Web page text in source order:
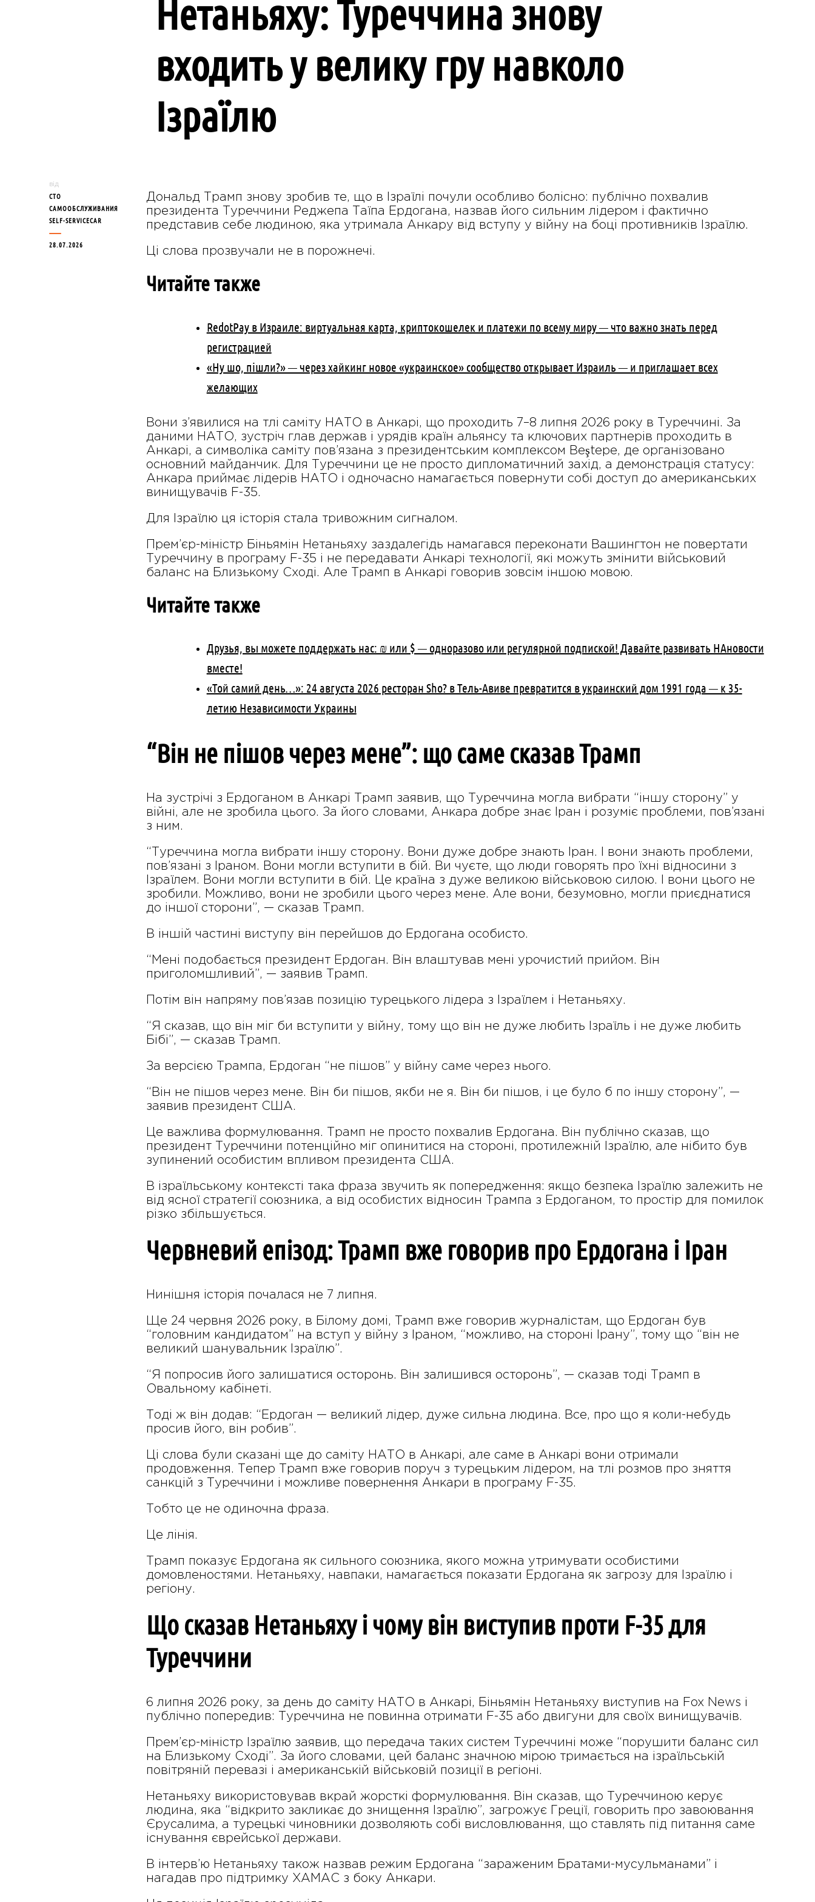
Нетаньяху: Туреччина знову
входить у велику гру навколо
Ізраїлю
від
СТО
САМООБСЛУЖИВАНИЯ
SELF-SERVICECAR
28.07.2026
Дональд Трамп знову зробив те, що в Ізраїлі почули особливо болісно: публічно похвалив
президента Туреччини Реджепа Таїпа Ердогана, назвав його сильним лідером і фактично
представив себе людиною, яка утримала Анкару від вступу у війну на боці противників Ізраїлю.
Ці слова прозвучали не в порожнечі.
Читайте также
RedotPay в Израиле: виртуальная карта, криптокошелек и платежи по всему миру — что важно знать перед
регистрацией
«Ну шо, пішли?» — через хайкинг новое «украинское» сообщество открывает Израиль — и приглашает всех
желающих
Вони з’явилися на тлі саміту НАТО в Анкарі, що проходить 7–8 липня 2026 року в Туреччині. За
даними НАТО, зустріч глав держав і урядів країн альянсу та ключових партнерів проходить в
Анкарі, а символіка саміту пов’язана з президентським комплексом Beştepe, де організовано
основний майданчик. Для Туреччини це не просто дипломатичний захід, а демонстрація статусу:
Анкара приймає лідерів НАТО і одночасно намагається повернути собі доступ до американських
винищувачів F-35.
Для Ізраїлю ця історія стала тривожним сигналом.
Прем’єр-міністр Біньямін Нетаньяху заздалегідь намагався переконати Вашингтон не повертати
Туреччину в програму F-35 і не передавати Анкарі технології, які можуть змінити військовий
баланс на Близькому Сході. Але Трамп в Анкарі говорив зовсім іншою мовою.
Читайте также
Друзья, вы можете поддержать нас: ₪ или $ — одноразово или регулярной подпиской! Давайте развивать НАновости
вместе!
«Той самий день…»: 24 августа 2026 ресторан Sho? в Тель-Авиве превратится в украинский дом 1991 года — к 35-
летию Независимости Украины
“Він не пішов через мене”: що саме сказав Трамп
На зустрічі з Ердоганом в Анкарі Трамп заявив, що Туреччина могла вибрати “іншу сторону” у
війні, але не зробила цього. За його словами, Анкара добре знає Іран і розуміє проблеми, пов’язані
з ним.
“Туреччина могла вибрати іншу сторону. Вони дуже добре знають Іран. І вони знають проблеми,
пов’язані з Іраном. Вони могли вступити в бій. Ви чуєте, що люди говорять про їхні відносини з
Ізраїлем. Вони могли вступити в бій. Це країна з дуже великою військовою силою. І вони цього не
зробили. Можливо, вони не зробили цього через мене. Але вони, безумовно, могли приєднатися
до іншої сторони”, — сказав Трамп.
В іншій частині виступу він перейшов до Ердогана особисто.
“Мені подобається президент Ердоган. Він влаштував мені урочистий прийом. Він
приголомшливий”, — заявив Трамп.
Потім він напряму пов’язав позицію турецького лідера з Ізраїлем і Нетаньяху.
“Я сказав, що він міг би вступити у війну, тому що він не дуже любить Ізраїль і не дуже любить
Бібі”, — сказав Трамп.
За версією Трампа, Ердоган “не пішов” у війну саме через нього.
“Він не пішов через мене. Він би пішов, якби не я. Він би пішов, і це було б по іншу сторону”, —
заявив президент США.
Це важлива формулювання. Трамп не просто похвалив Ердогана. Він публічно сказав, що
президент Туреччини потенційно міг опинитися на стороні, протилежній Ізраїлю, але нібито був
зупинений особистим впливом президента США.
В ізраїльському контексті така фраза звучить як попередження: якщо безпека Ізраїлю залежить не
від ясної стратегії союзника, а від особистих відносин Трампа з Ердоганом, то простір для помилок
різко збільшується.
Червневий епізод: Трамп вже говорив про Ердогана і Іран
Нинішня історія почалася не 7 липня.
Ще 24 червня 2026 року, в Білому домі, Трамп вже говорив журналістам, що Ердоган був
“головним кандидатом” на вступ у війну з Іраном, “можливо, на стороні Ірану”, тому що “він не
великий шанувальник Ізраїлю”.
“Я попросив його залишатися осторонь. Він залишився осторонь”, — сказав тоді Трамп в
Овальному кабінеті.
Тоді ж він додав: “Ердоган — великий лідер, дуже сильна людина. Все, про що я коли-небудь
просив його, він робив”.
Ці слова були сказані ще до саміту НАТО в Анкарі, але саме в Анкарі вони отримали
продовження. Тепер Трамп вже говорив поруч з турецьким лідером, на тлі розмов про зняття
санкцій з Туреччини і можливе повернення Анкари в програму F-35.
Тобто це не одиночна фраза.
Це лінія.
Трамп показує Ердогана як сильного союзника, якого можна утримувати особистими
домовленостями. Нетаньяху, навпаки, намагається показати Ердогана як загрозу для Ізраїлю і
регіону.
Що сказав Нетаньяху і чому він виступив проти F-35 для
Туреччини
6 липня 2026 року, за день до саміту НАТО в Анкарі, Біньямін Нетаньяху виступив на Fox News і
публічно попередив: Туреччина не повинна отримати F-35 або двигуни для своїх винищувачів.
Прем’єр-міністр Ізраїлю заявив, що передача таких систем Туреччині може “порушити баланс сил
на Близькому Сході”. За його словами, цей баланс значною мірою тримається на ізраїльській
повітряній перевазі і американській військовій позиції в регіоні.
Нетаньяху використовував вкрай жорсткі формулювання. Він сказав, що Туреччиною керує
людина, яка “відкрито закликає до знищення Ізраїлю”, загрожує Греції, говорить про завоювання
Єрусалима, а турецькі чиновники дозволяють собі висловлювання, що ставлять під питання саме
існування єврейської держави.
В інтерв’ю Нетаньяху також назвав режим Ердогана “зараженим Братами-мусульманами” і
нагадав про підтримку ХАМАС з боку Анкари.